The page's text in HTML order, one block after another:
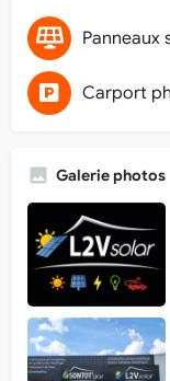
Galerie photos